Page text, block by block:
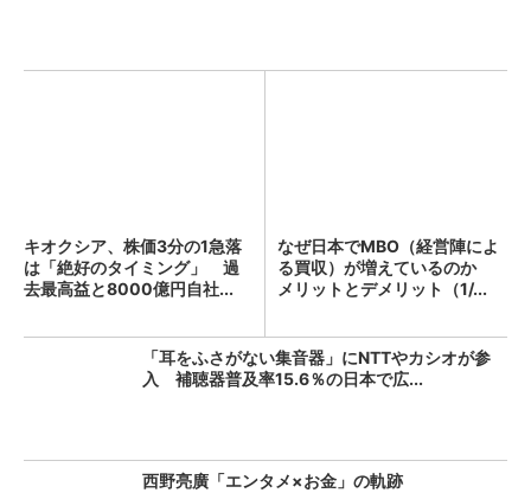
キオクシア、株価3分の1急落
は「絶好のタイミング」 過
去最高益と8000億円自社...
なぜ日本でMBO（経営陣によ
る買収）が増えているのか
メリットとデメリット（1/...
「耳をふさがない集音器」にNTTやカシオが参
入 補聴器普及率15.6％の日本で広...
西野亮廣「エンタメ×お金」の軌跡